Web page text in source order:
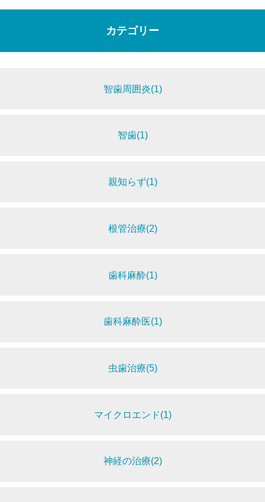
カテゴリー
智歯周囲炎(1)
智歯(1)
親知らず(1)
根管治療(2)
歯科麻酔(1)
歯科麻酔医(1)
虫歯治療(5)
マイクロエンド(1)
神経の治療(2)